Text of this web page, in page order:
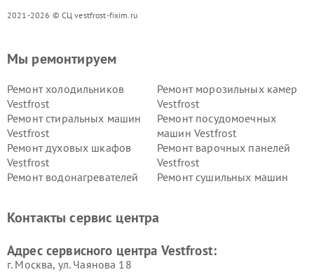
2021-2026 © СЦ vestfrost-fixim.ru
Мы ремонтируем
Ремонт холодильников
Vestfrost
Ремонт морозильных камер
Vestfrost
Ремонт стиральных машин
Vestfrost
Ремонт посудомоечных
машин Vestfrost
Ремонт духовых шкафов
Vestfrost
Ремонт варочных панелей
Vestfrost
Ремонт водонагревателей
Ремонт сушильных машин
Vestfrost
Контакты сервис центра
Адрес сервисного центра Vestfrost:
г. Москва, ул. Чаянова 18